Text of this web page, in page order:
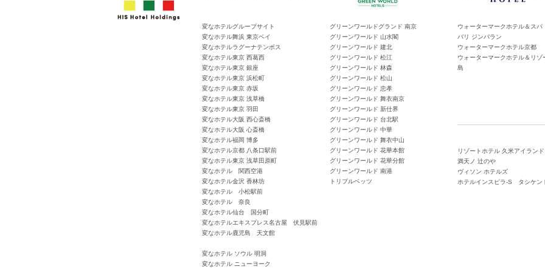
変なホテルグループサイト
変なホテル舞浜 東京ベイ
変なホテルラグーナテンボス
変なホテル東京 西葛西
変なホテル東京 銀座
変なホテル東京 浜松町
変なホテル東京 赤坂
変なホテル東京 浅草橋
変なホテル東京 羽田
変なホテル大阪 西心斎橋
変なホテル大阪 心斎橋
変なホテル福岡 博多
変なホテル京都 八条口駅前
変なホテル東京 浅草田原町
変なホテル 関西空港
変なホテル金沢 香林坊
変なホテル 小松駅前
変なホテル 奈良
変なホテル仙台 国分町
変なホテルエキスプレス名古屋 伏見駅前
変なホテル鹿児島 天文館
変なホテル ソウル 明洞
変なホテル ニューヨーク
グリーンワールドグランド 南京
グリーンワールド 山水閣
グリーンワールド 建北
グリーンワールド 松江
グリーンワールド 林森
グリーンワールド 松山
グリーンワールド 忠孝
グリーンワールド 舞衣南京
グリーンワールド 新仕界
グリーンワールド 台北駅
グリーンワールド 中華
グリーンワールド 舞衣中山
グリーンワールド 花華本館
グリーンワールド 花華分館
グリーンワールド 南港
トリプルベッツ
ウォーターマークホテル＆スパ
バリ ジンバラン
ウォーターマークホテル京都
ウォーターマークホテル＆リ
島
リゾートホテル 久米アイランド
満天ノ 辻のや
ヴィソン ホテルズ
ホテルインスピラ-S タシケン